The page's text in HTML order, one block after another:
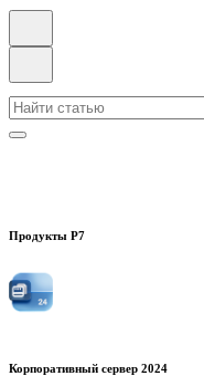
Продукты Р7
Корпоративный сервер 2024